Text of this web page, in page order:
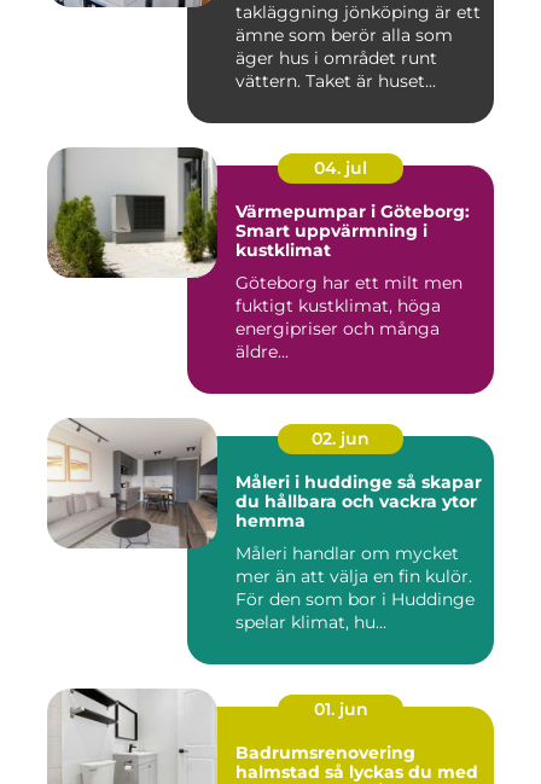
takläggning jönköping är ett
ämne som berör alla som
äger hus i området runt
vättern. Taket är huset...
04. jul
Värmepumpar i Göteborg:
Smart uppvärmning i
kustklimat
Göteborg har ett milt men
fuktigt kustklimat, höga
energipriser och många
äldre...
02. jun
Måleri i huddinge så skapar
du hållbara och vackra ytor
hemma
Måleri handlar om mycket
mer än att välja en fin kulör.
För den som bor i Huddinge
spelar klimat, hu...
01. jun
Badrumsrenovering
halmstad så lyckas du med